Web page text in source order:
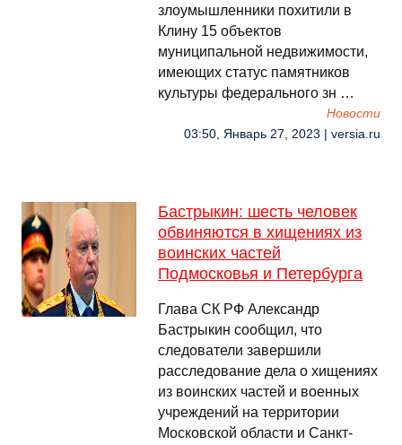
злоумышленники похитили в
Клину 15 объектов
муниципальной недвижимости,
имеющих статус памятников
культуры федерального зн …
Новости
03:50, Январь 27, 2023 | versia.ru
Бастрыкин: шесть человек
обвиняются в хищениях из
воинских частей
Подмосковья и Петербурга
Глава СК РФ Александр
Бастрыкин сообщил, что
следователи завершили
расследование дела о хищениях
из воинских частей и военных
учреждений на территории
Московской области и Санкт-